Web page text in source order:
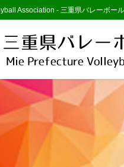
Association - 三重県バレーボー